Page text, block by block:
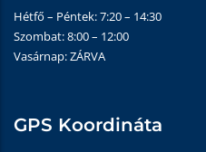
Hétfő – Péntek: 7:20 – 14:30
Szombat: 8:00 – 12:00
Vasárnap: ZÁRVA
GPS Koordináta